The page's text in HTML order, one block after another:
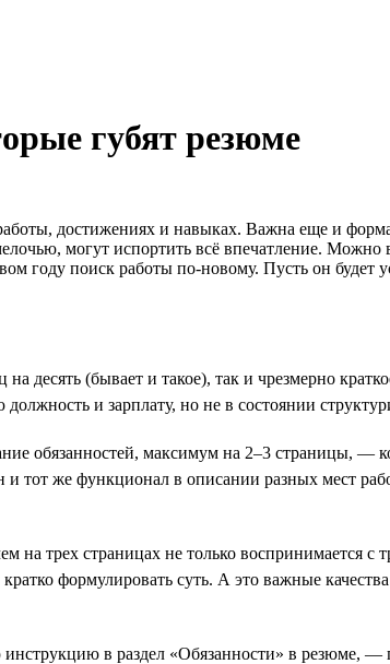
губят резюме
достижениях и навыках. Важна еще и
могут испортить всё впечатление.
году поиск работы по-новому. Пусть он будет
десять (бывает и такое), так и чрезмерно
и зарплату, но не в состоянии
обязанностей, максимум на 2–3 страницы, —
тот же функционал в описании разных мест
на трех страницах не только воспринимается
кратко формулировать суть. А это важные
в раздел «Обязанности» в резюме, —